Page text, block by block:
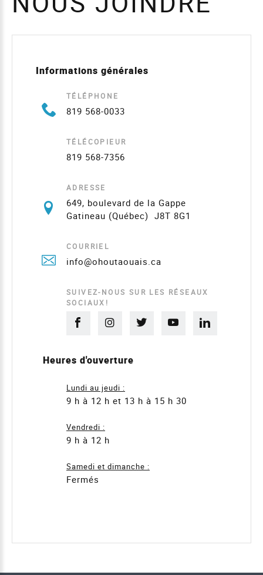
Informations générales
TÉLÉPHONE
819 568-0033
TÉLÉCOPIEUR
819 568-7356
ADRESSE
649, boulevard de la Gappe
Gatineau (Québec) J8T 8G1
COURRIEL
info@ohoutaouais.ca
SUIVEZ-NOUS SUR LES RÉSEAUX
SOCIAUX!
Heures d'ouverture
Lundi au jeudi :
9 h à 12 h et 13 h à 15 h 30
Vendredi :
9 h à 12 h
Samedi et dimanche :
Fermés